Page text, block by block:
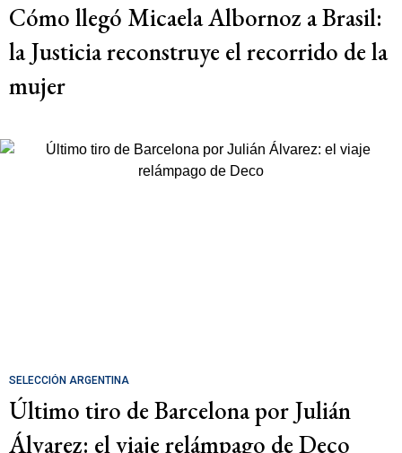
Cómo llegó Micaela Albornoz a Brasil:
la Justicia reconstruye el recorrido de la
mujer
SELECCIÓN ARGENTINA
Último tiro de Barcelona por Julián
Álvarez: el viaje relámpago de Deco